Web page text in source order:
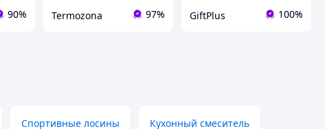
90% Termozona 97% GiftPlus 100%
Спортивные лосины Кухонный смеситель